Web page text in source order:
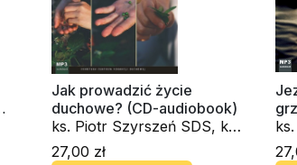
Jak prowadzić życie
duchowe? (CD-audiobook)
ks. Piotr Szyrszeń SDS, ks.
Józef Franciszek Tarnówka
27,00 zł